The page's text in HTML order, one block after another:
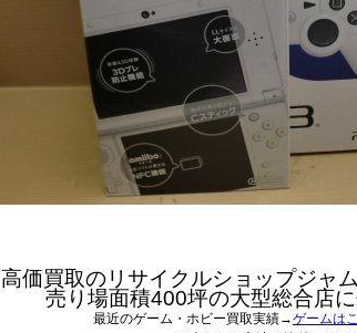
高価買取のリサイクルショップジャ
売り場面積400坪の大型総合店
最近のゲーム・ホビー買取実績→ゲームは